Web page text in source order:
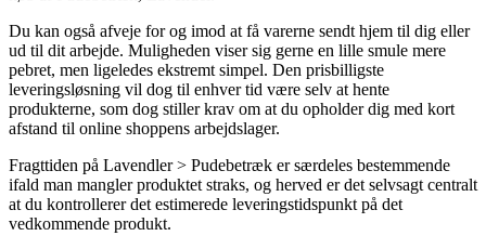
Du kan også afveje for og imod at få varerne sendt hjem til dig eller
ud til dit arbejde. Muligheden viser sig gerne en lille smule mere
pebret, men ligeledes ekstremt simpel. Den prisbilligste
leveringsløsning vil dog til enhver tid være selv at hente
produkterne, som dog stiller krav om at du opholder dig med kort
afstand til online shoppens arbejdslager.
Fragttiden på Lavendler > Pudebetræk er særdeles bestemmende
ifald man mangler produktet straks, og herved er det selvsagt centralt
at du kontrollerer det estimerede leveringstidspunkt på det
vedkommende produkt.